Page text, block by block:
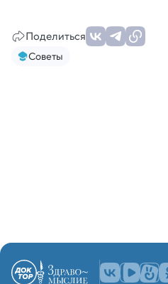
Поделиться
Советы